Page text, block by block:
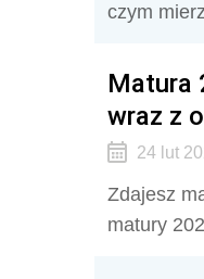
czym
Matura
wraz z
24 lut
Zdajesz
matury